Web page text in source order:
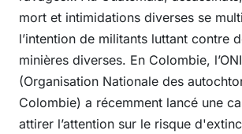
mort et intimidations diverses se
l’intention de militants luttant contre
minières diverses. En Colombie,
(Organisation Nationale des
Colombie) a récemment lancé une
attirer l’attention sur le risque